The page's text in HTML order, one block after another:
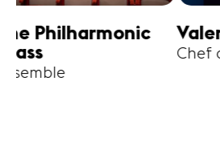
Valentin
Chef d'orchestre